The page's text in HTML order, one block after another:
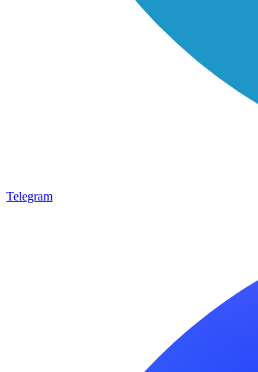
Telegram